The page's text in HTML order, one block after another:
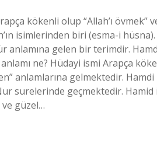
kökenli olup “Allah’ı övmek”
isimlerinden biri (esma-i
anlamına gelen bir terimdir.
ne? Hüdayi ismi Arapça
anlamlarına gelmektedir. Hamdi
surelerinde geçmektedir.
ve güzel…